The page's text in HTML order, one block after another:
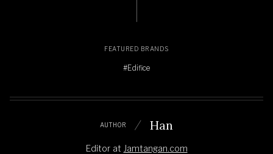
FEATURED BRANDS
#Edifice
AUTHOR Han
Editor at Jamtangan.com